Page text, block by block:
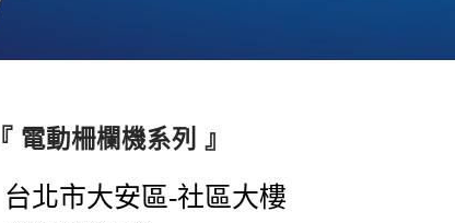
『 電動柵欄機系列 』
台北市大安區-社區大樓